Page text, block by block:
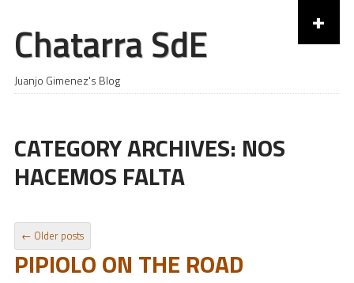
Chatarra SdE
Juanjo Gimenez's Blog
+
Skip to content
CATEGORY ARCHIVES: NOS
HACEMOS FALTA
POST NAVIGATION
← Older posts
PIPIOLO ON THE ROAD